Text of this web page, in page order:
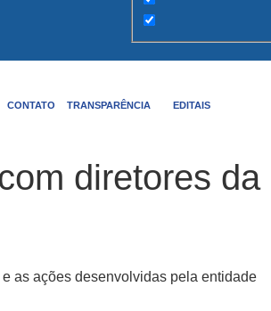
CONTATO TRANSPARÊNCIA EDITAIS
diretores da
as ações desenvolvidas pela entidade